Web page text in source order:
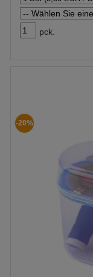
pck.
-20%